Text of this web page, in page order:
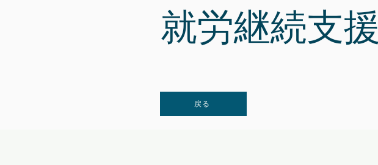
就労継続支援
戻る